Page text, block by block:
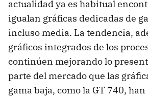
actualidad ya es habitual
igualan gráficas dedicadas de
incluso media. La tendencia,
gráficos integrados de los
continúen mejorando lo
parte del mercado que las
gama baja, como la GT 740,